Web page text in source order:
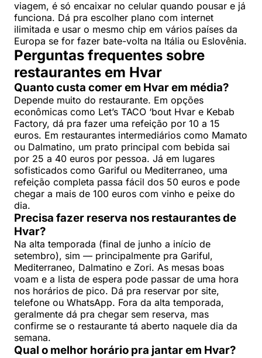
viagem, é só encaixar no celular quando pousar e já
funciona. Dá pra escolher plano com internet
ilimitada e usar o mesmo chip em vários países da
Europa se for fazer bate-volta na Itália ou Eslovênia.
Perguntas frequentes sobre
restaurantes em Hvar
Quanto custa comer em Hvar em média?
Depende muito do restaurante. Em opções
econômicas como Let’s TACO ‘bout Hvar e Kebab
Factory, dá pra fazer uma refeição por 10 a 15
euros. Em restaurantes intermediários como Mamato
ou Dalmatino, um prato principal com bebida sai
por 25 a 40 euros por pessoa. Já em lugares
sofisticados como Gariful ou Mediterraneo, uma
refeição completa passa fácil dos 50 euros e pode
chegar a mais de 100 euros com vinho e peixe do
dia.
Precisa fazer reserva nos restaurantes de
Hvar?
Na alta temporada (final de junho a início de
setembro), sim — principalmente pra Gariful,
Mediterraneo, Dalmatino e Zori. As mesas boas
voam e a lista de espera pode passar de uma hora
nos horários de pico. Dá pra reservar por site,
telefone ou WhatsApp. Fora da alta temporada,
geralmente dá pra chegar sem reserva, mas
confirme se o restaurante tá aberto naquele dia da
semana.
Qual o melhor horário pra jantar em Hvar?